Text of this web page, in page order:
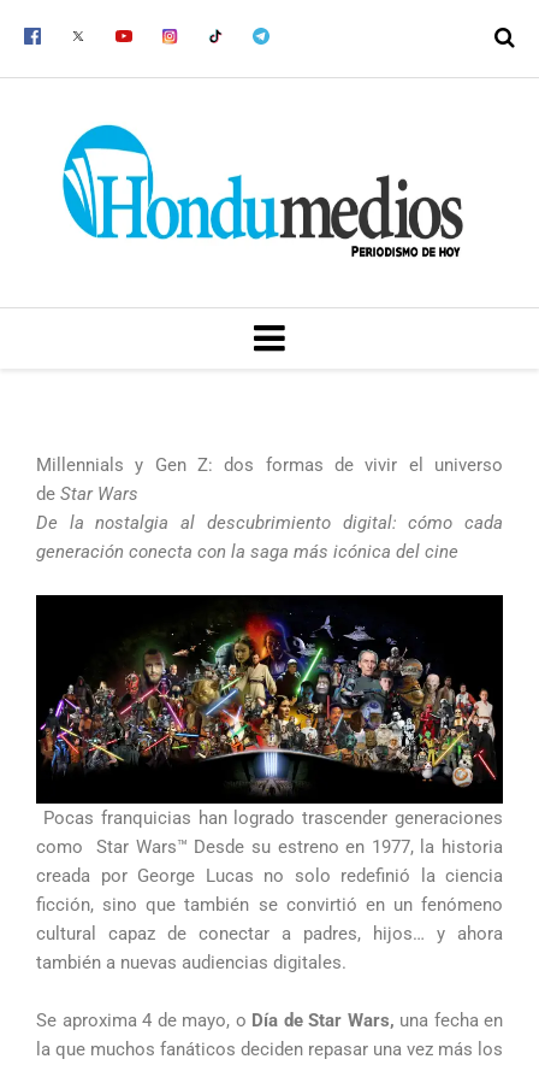
MENU
Millennials y Gen Z: dos formas de vivir el universo
de Star Wars
De la nostalgia al descubrimiento digital: cómo cada
generación conecta con la saga más icónica del cine
Pocas franquicias han logrado trascender generaciones
como Star Wars™ Desde su estreno en 1977, la historia
creada por George Lucas no solo redefinió la ciencia
ficción, sino que también se convirtió en un fenómeno
cultural capaz de conectar a padres, hijos… y ahora
también a nuevas audiencias digitales.
Se aproxima 4 de mayo, o Día de Star Wars, una fecha en
la que muchos fanáticos deciden repasar una vez más los